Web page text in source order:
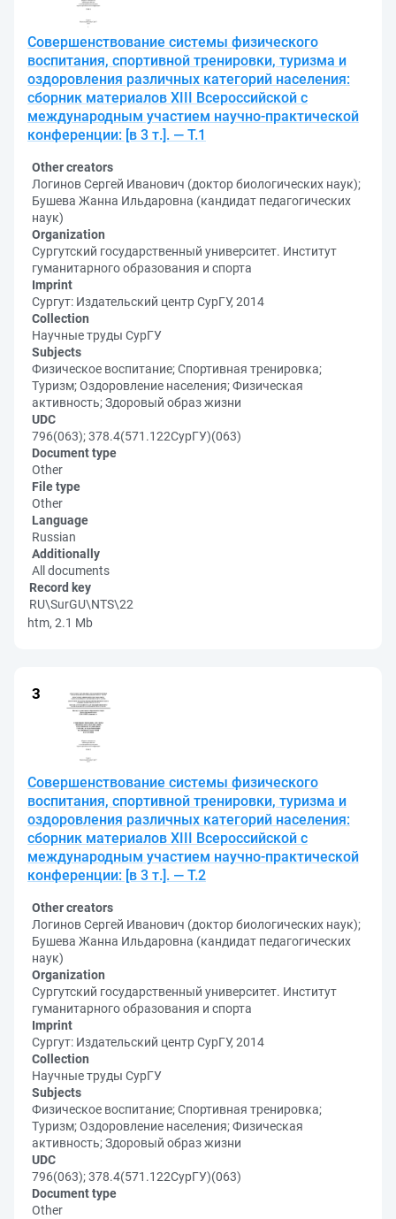
Совершенствование системы физического
воспитания, спортивной тренировки, туризма и
оздоровления различных категорий населения:
сборник материалов XIII Всероссийской с
международным участием научно-практической
конференции: [в 3 т.]. — Т.1
Other creators
Логинов Сергей Иванович (доктор биологических наук);
Бушева Жанна Ильдаровна (кандидат педагогических
наук)
Organization
Сургутский государственный университет. Институт
гуманитарного образования и спорта
Imprint
Сургут: Издательский центр СурГУ, 2014
Collection
Научные труды СурГУ
Subjects
Физическое воспитание; Спортивная тренировка;
Туризм; Оздоровление населения; Физическая
активность; Здоровый образ жизни
UDC
796(063); 378.4(571.122СурГУ)(063)
Document type
Other
File type
Other
Language
Russian
Additionally
All documents
Record key
RU\SurGU\NTS\22
htm, 2.1 Mb
Совершенствование системы физического
воспитания, спортивной тренировки, туризма и
оздоровления различных категорий населения:
сборник материалов XIII Всероссийской с
международным участием научно-практической
конференции: [в 3 т.]. — Т.2
Other creators
Логинов Сергей Иванович (доктор биологических наук);
Бушева Жанна Ильдаровна (кандидат педагогических
наук)
Organization
Сургутский государственный университет. Институт
гуманитарного образования и спорта
Imprint
Сургут: Издательский центр СурГУ, 2014
Collection
Научные труды СурГУ
Subjects
Физическое воспитание; Спортивная тренировка;
Туризм; Оздоровление населения; Физическая
активность; Здоровый образ жизни
UDC
796(063); 378.4(571.122СурГУ)(063)
Document type
Other